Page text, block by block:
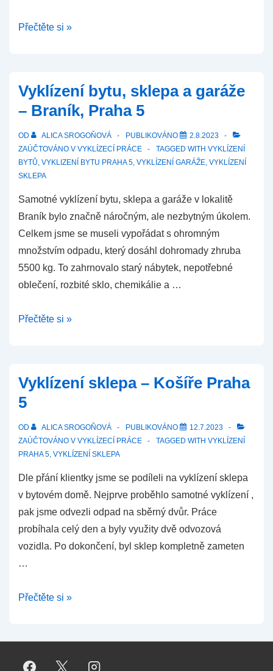
Vyklízení
–
Košíře
Přečtěte si »
Vyklízení bytu, sklepa a garáže
– Braník, Praha 5
OD ALICA SROGOŇOVÁ PUBLIKOVÁNO
2.8.2023
ZAÚČTOVÁNO V VYKLÍZECÍ PRÁCE TAGGED WITH VYKLÍZENÍ
BYTŮ, VYKLIZENÍ BYTU PRAHA 5, VYKLÍZENÍ GARÁŽE, VYKLÍZENÍ
SKLEPA
Samotné vyklízení bytu, sklepa a garáže v lokalitě
Braník bylo značně náročným, ale nezbytným úkolem.
Celkem jsme se museli vypořádat s ohromným
množstvím odpadu, který dosáhl dohromady zhruba
5500 kg. To zahrnovalo starý nábytek, nepotřebné
oblečení, rozbité sklo, chemikálie a …
Vyklízení
garáže
–
Braník,
Praha
5
Přečtěte si »
Vyklízení sklepa – Košíře Praha
5
OD ALICA SROGOŇOVÁ PUBLIKOVÁNO
12.7.2023
ZAÚČTOVÁNO V VYKLÍZECÍ PRÁCE TAGGED WITH VYKLÍZENÍ
PRAHA 5, VYKLÍZENÍ SKLEPA
Dle přání klientky jsme se podíleli na vyklízení sklepa
v bytovém domě. Nejprve proběhlo samotné vyklízení ,
pak jsme odvezli odpad na sběrný dvůr. Práce
probíhala celý den a byly využity dvě odvozová
vozidla. Po dokončení, byl sklep kompletně zameten
…
Vyklízení
Praha
Přečtěte si »